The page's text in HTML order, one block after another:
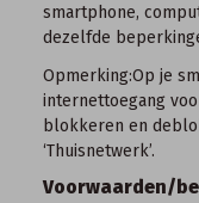
smartphone,
dezelfde
Opmerking:Op je
internettoegang
blokkeren en
‘Thuisnetwerk’.
Voorwaarden/